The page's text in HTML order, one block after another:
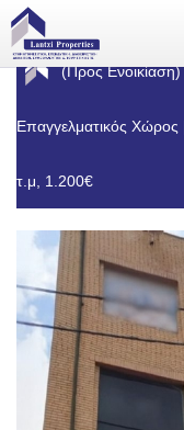
(Προς
Επαγγελματικός
τ.μ, 1.200€